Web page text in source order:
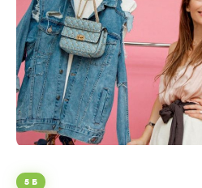
5 Б